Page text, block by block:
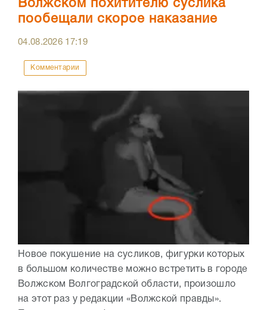
Волжском похитителю суслика
пообещали скорое наказание
04.08.2026 17:19
Комментарии
Новое покушение на сусликов, фигурки которых
в большом количестве можно встретить в городе
Волжском Волгоградской области, произошло
на этот раз у редакции «Волжской правды».